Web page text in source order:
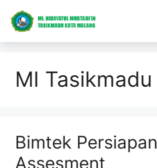
MI Tasikmadu
Bimtek Persiapan
Assesment